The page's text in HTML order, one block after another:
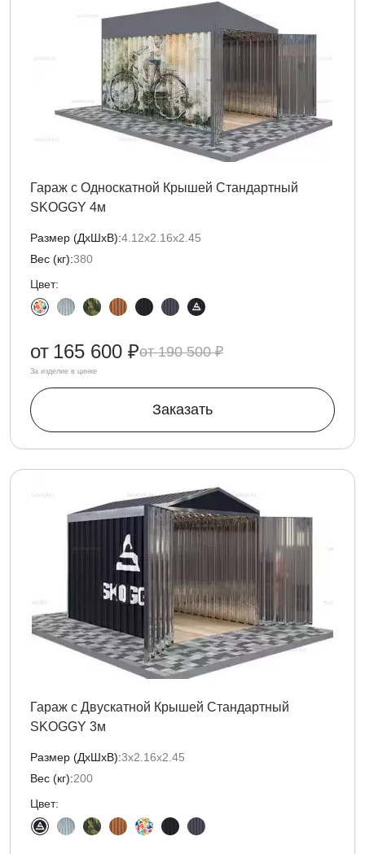
Гараж с Односкатной Крышей Стандартный
SKOGGY 4м
Размер (ДxШxВ):4.12х2.16х2.45
Вес (кг):380
Цвет:
190 500 ₽
от 165 600 ₽
За изделие в цинке
Заказать
Гараж с Двускатной Крышей Стандартный
SKOGGY 3м
Размер (ДxШxВ):3х2.16х2.45
Вес (кг):200
Цвет: